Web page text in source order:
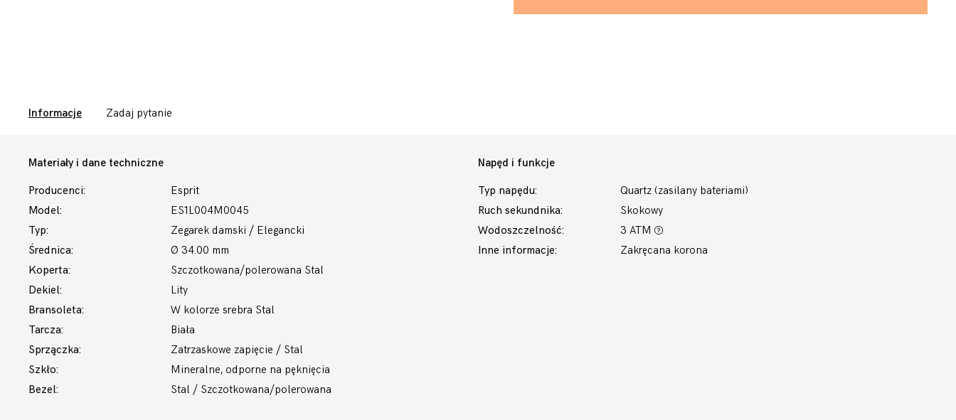
Informacje Zadaj pytanie
Materiały i dane techniczne
Producenci:
Esprit
Model:
ES1L004M0045
Typ:
Zegarek damski / Elegancki
Średnica:
Ø 34.00 mm
Koperta:
Szczotkowana/polerowana Stal
Dekiel:
Lity
Bransoleta:
W kolorze srebra Stal
Tarcza:
Biała
Sprzączka:
Zatrzaskowe zapięcie / Stal
Szkło:
Mineralne, odporne na pęknięcia
Bezel:
Stal / Szczotkowana/polerowana
Napęd i funkcje
Typ napędu:
Quartz (zasilany bateriami)
Ruch sekundnika:
Skokowy
Wodoszczelność:
3 ATM
Inne informacje:
Zakręcana korona